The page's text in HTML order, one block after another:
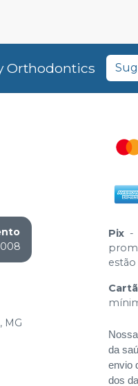
Orthodontics
MG
Pix -
da
envio
dos